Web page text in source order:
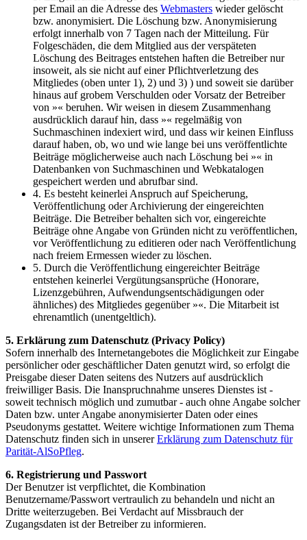
per Email an die Adresse des Webmasters wieder gelöscht
bzw. anonymisiert. Die Löschung bzw. Anonymisierung
erfolgt innerhalb von 7 Tagen nach der Mitteilung. Für
Folgeschäden, die dem Mitglied aus der verspäteten
Löschung des Beitrages entstehen haften die Betreiber nur
insoweit, als sie nicht auf einer Pflichtverletzung des
Mitgliedes (oben unter 1), 2) und 3) ) und soweit sie darüber
hinaus auf grobem Verschulden oder Vorsatz der Betreiber
von »« beruhen. Wir weisen in diesem Zusammenhang
ausdrücklich darauf hin, dass »« regelmäßig von
Suchmaschinen indexiert wird, und dass wir keinen Einfluss
darauf haben, ob, wo und wie lange bei uns veröffentlichte
Beiträge möglicherweise auch nach Löschung bei »« in
Datenbanken von Suchmaschinen und Webkatalogen
gespeichert werden und abrufbar sind.
4. Es besteht keinerlei Anspruch auf Speicherung,
Veröffentlichung oder Archivierung der eingereichten
Beiträge. Die Betreiber behalten sich vor, eingereichte
Beiträge ohne Angabe von Gründen nicht zu veröffentlichen,
vor Veröffentlichung zu editieren oder nach Veröffentlichung
nach freiem Ermessen wieder zu löschen.
5. Durch die Veröffentlichung eingereichter Beiträge
entstehen keinerlei Vergütungsansprüche (Honorare,
Lizenzgebühren, Aufwendungsentschädigungen oder
ähnliches) des Mitgliedes gegenüber »«. Die Mitarbeit ist
ehrenamtlich (unentgeltlich).
5. Erklärung zum Datenschutz (Privacy Policy)
Sofern innerhalb des Internetangebotes die Möglichkeit zur Eingabe
persönlicher oder geschäftlicher Daten genutzt wird, so erfolgt die
Preisgabe dieser Daten seitens des Nutzers auf ausdrücklich
freiwilliger Basis. Die Inanspruchnahme unseres Dienstes ist -
soweit technisch möglich und zumutbar - auch ohne Angabe solcher
Daten bzw. unter Angabe anonymisierter Daten oder eines
Pseudonyms gestattet. Weitere wichtige Informationen zum Thema
Datenschutz finden sich in unsererErklärung zum Datenschutz für
Parität-AlSoPfleg.
6. Registrierung und Passwort
Der Benutzer ist verpflichtet, die Kombination
Benutzername/Passwort vertraulich zu behandeln und nicht an
Dritte weiterzugeben. Bei Verdacht auf Missbrauch der
Zugangsdaten ist der Betreiber zu informieren.